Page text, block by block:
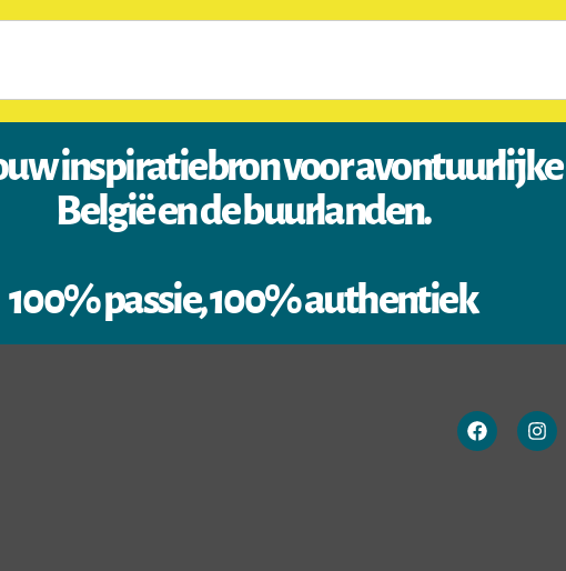
inspiratiebron voor
België en de buurlanden.
100% passie, 100% authentiek